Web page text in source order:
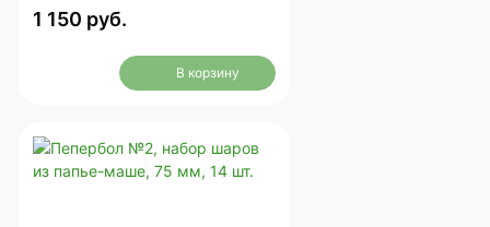
1 150 руб.
В корзину